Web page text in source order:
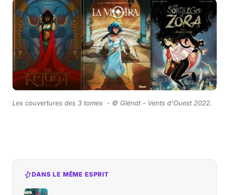
Les couvertures des 3 tomes - © Glénat - Vents d'Ouest 2022.
DANS LE MÊME ESPRIT